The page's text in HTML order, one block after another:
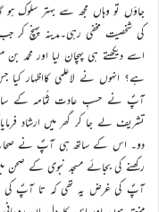
جاؤں تو وہاں مجھ سے بہتر سلوک ہو
کی شخصیت مخفی رہی۔مدینہ پہنچ
اسے دیکھتے ہی پہچان لیا اور محمد
ہے؟ انہوں نے لاعلمی کااظہار
آپؐ نے حسبِ عادت ثُمَامہ کے ساتھ
تشریف لے جا کر گھر میں ارشاد
دو۔ اس کے ساتھ ہی آپؐ نے صحابہ
رکھنے کی بجائے مسجد نبوی کے
آپؐ کی غرض یہ تھی کہ تا آپؐ کی